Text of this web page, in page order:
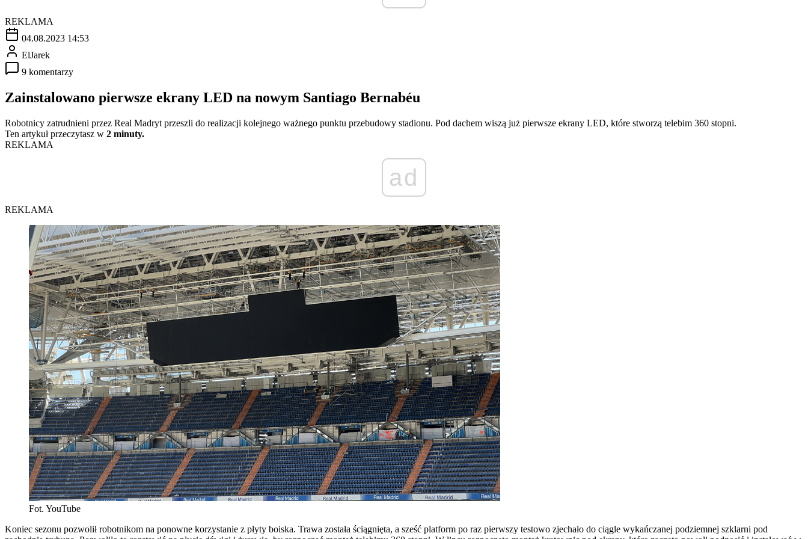
REKLAMA
04.08.2023 14:53
ElJarek
9 komentarzy
Zainstalowano pierwsze ekrany LED na nowym Santiago Bernabéu
Robotnicy zatrudnieni przez Real Madryt przeszli do realizacji kolejnego ważnego punktu przebudowy stadionu. Pod dachem wiszą już pierwsze ekrany LED, które stworzą telebim 360 stopni.
Ten artykuł przeczytasz w 2 minuty.
REKLAMA
ad
REKLAMA
Fot. YouTube
Koniec sezonu pozwolił robotnikom na ponowne korzystanie z płyty boiska. Trawa została ściągnięta, a sześć platform po raz pierwszy testowo zjechało do ciągle wykańczanej podziemnej szklarni pod